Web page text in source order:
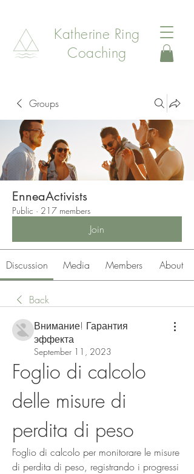
Katherine Ring
Coaching
Groups
EnneaActivists
Public · 217 members
Join
Discussion Media Members About
Back
Внимание! Гарантия
эффекта
September 11, 2023
Foglio di calcolo
delle misure di
perdita di peso
Foglio di calcolo per monitorare le misure
di perdita di peso, registrando i progressi